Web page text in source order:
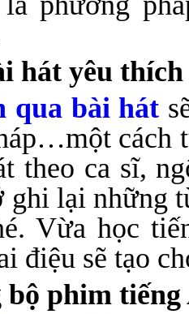
hát yêu thích
qua bài hát
cách
theo ca sĩ,
ghi lại những
Vừa học
điệu sẽ tạo
bộ phim tiếng